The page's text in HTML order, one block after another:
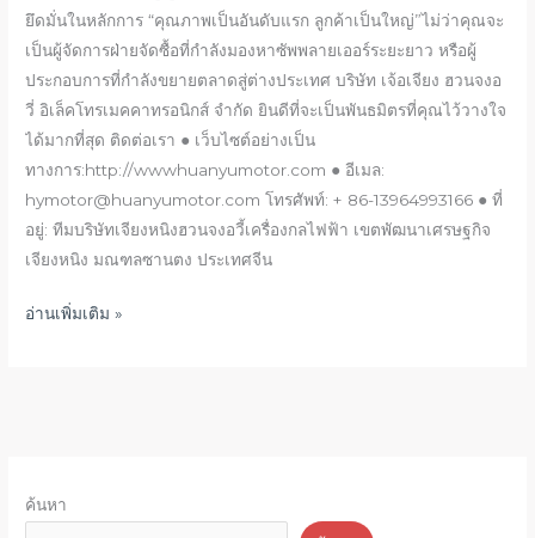
ค้นหา
ยึดมั่นในหลักการ “คุณภาพเป็นอันดับแรก ลูกค้าเป็นใหญ่”ไม่ว่าคุณจะ
เป็นผู้จัดการฝ่ายจัดซื้อที่กำลังมองหาซัพพลายเออร์ระยะยาว หรือผู้
ประกอบการที่กำลังขยายตลาดสู่ต่างประเทศ บริษัท เจ้อเจียง ฮวนจงอ
วี่ อิเล็คโทรเมคคาทรอนิกส์ จำกัด ยินดีที่จะเป็นพันธมิตรที่คุณไว้วางใจ
ได้มากที่สุด ติดต่อเรา ● เว็บไซต์อย่างเป็น
ทางการ:http://wwwhuanyumotor.com ● อีเมล:
hymotor@huanyumotor.com โทรศัพท์: + 86-13964993166 ● ที่
อยู่: ทีมบริษัทเจียงหนิงฮวนจงอวี้เครื่องกลไฟฟ้า เขตพัฒนาเศรษฐกิจ
เจียงหนิง มณฑลซานตง ประเทศจีน
อย่าง
เป็น
ทางการ:
เชื่อม
ต่อ
โลก
และ
สร้าง
อนาคต
ดี
อ่านเพิ่มเติม »